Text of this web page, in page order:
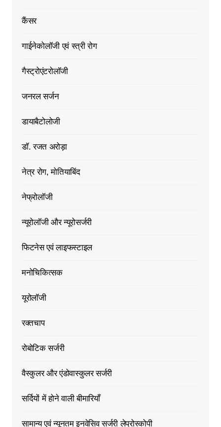
कैंसर
गाईनेकोलॉजी एवं स्त्री रोग
गैस्ट्रोएंटरोलॉजी
जनरल सर्जन
डायाबैटोलोजी
डॉ. रजत अरोड़ा
नेत्र रोग, मोतियाबिंद
नेफ्रोलॉजी
न्यूरोलॉजी और न्यूरोसर्जरी
फिटनेस एवं लाइफस्टाइल
मनोचिकित्सक
यूरोलॉजी
रक्तचाप
रोबोटिक सर्जरी
वैस्कुलर और एंडोवास्कुलर सर्जरी
सर्दियों में होने वाली बीमारियाँ
सामान्य एवं न्यूनतम इनवेसिव सर्जरी लेप्रोस्कोपी